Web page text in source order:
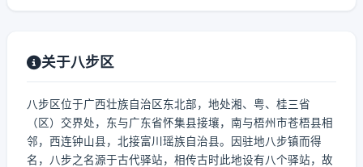
关于八步区
八步区位于广西壮族自治区东北部，地处湘、粤、桂三省
（区）交界处，东与广东省怀集县接壤，南与梧州市苍梧县相
邻，西连钟山县，北接富川瑶族自治县。因驻地八步镇而得
名，八步之名源于古代驿站，相传古时此地设有八个驿站，故